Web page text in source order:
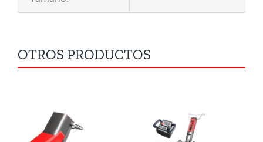
OTROS PRODUCTOS